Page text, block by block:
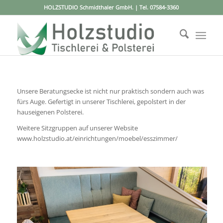
HOLZSTUDIO Schmidthaler GmbH. | Tel.07584-3360
Unsere Beratungsecke ist nicht nur praktisch sondern auch was
fürs Auge. Gefertigt in unserer Tischlerei, gepolstert in der
hauseigenen Polsterei.
Weitere Sitzgruppen auf unserer Website
www.holzstudio.at/einrichtungen/moebel/esszimmer/